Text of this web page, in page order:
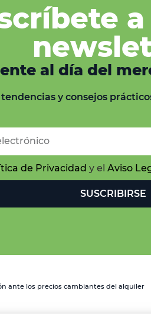
al día del
tendencias y consejos
de Privacidad y el Aviso
SUSCRIBIRSE
ante los precios cambiantes del alquiler